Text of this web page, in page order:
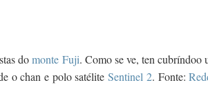
domonte Fuji. Como se ve, ten cubríndoo
o chan e polo satéliteSentinel 2. Fonte: